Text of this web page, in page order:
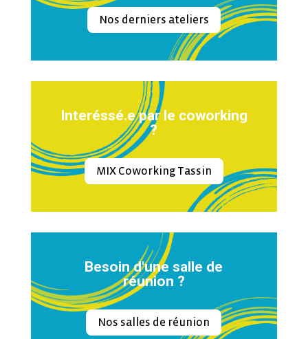
Nos derniers ateliers
Interéssé.e par le coworking
?
MIX Coworking Tassin
Besoin d'une salle de
réunion ?
Nos salles de réunion